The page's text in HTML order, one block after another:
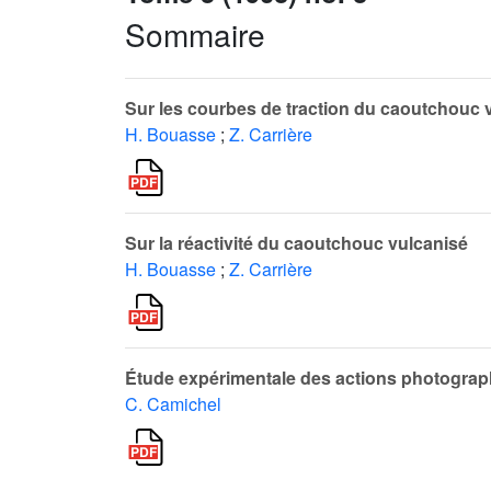
Sommaire
Sur les courbes de traction du caoutchouc
H. Bouasse ; Z. Carrière
Sur la réactivité du caoutchouc vulcanisé
H. Bouasse ; Z. Carrière
Étude expérimentale des actions
C. Camichel